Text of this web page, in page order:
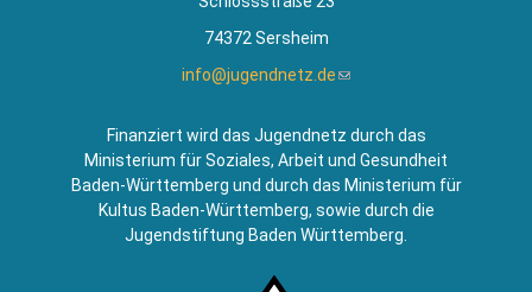
74372 Sersheim
info@jugendnetz.de(Link
Mail)
Finanziert wird das Jugendnetz durch das
Ministerium für Soziales, Arbeit und Gesundheit
Baden-Württemberg und durch das Ministerium für
Kultus Baden-Württemberg, sowie durch die
Jugendstiftung Baden Württemberg.